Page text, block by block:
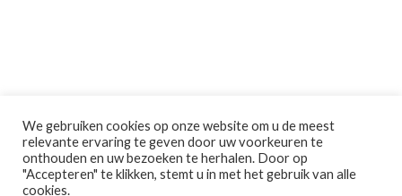
We gebruiken cookies op onze website om u de meest
relevante ervaring te geven door uw voorkeuren te
onthouden en uw bezoeken te herhalen. Door op
"Accepteren" te klikken, stemt u in met het gebruik van alle
cookies.